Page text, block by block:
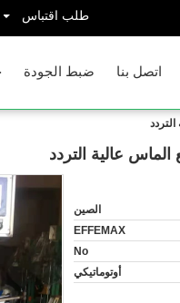
طلب اقتباس
ضبط الجودة اتصل بنا
الماس عالية التردد
الصين
EFFEMAX
No
أوتوماتيكي